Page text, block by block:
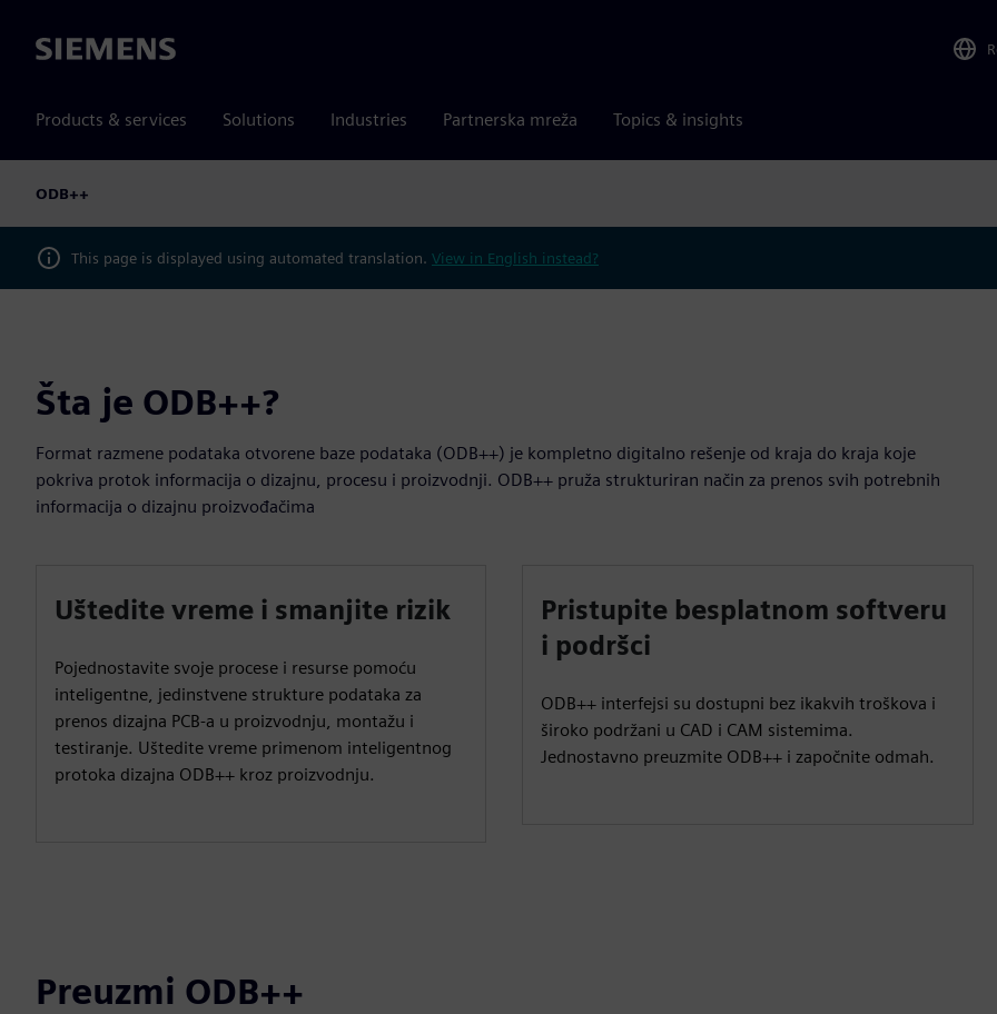
Siemens
Products & services Solutions Industries Partnerska mreža Topics & insights
ODB++
This page is displayed using automated translation. View in English instead?
Šta je ODB++?
Format razmene podataka otvorene baze podataka (ODB++) je kompletno digitalno rešenje od kraja do kraja koje
pokriva protok informacija o dizajnu, procesu i proizvodnji. ODB++ pruža strukturiran način za prenos svih potrebnih
informacija o dizajnu proizvođačima
Uštedite vreme i smanjite rizik
Pojednostavite svoje procese i resurse pomoću
inteligentne, jedinstvene strukture podataka za
prenos dizajna PCB-a u proizvodnju, montažu i
testiranje. Uštedite vreme primenom inteligentnog
protoka dizajna ODB++ kroz proizvodnju.
Pristupite besplatnom softveru
i podršci
ODB++ interfejsi su dostupni bez ikakvih troškova i
široko podržani u CAD i CAM sistemima.
Jednostavno preuzmite ODB++ i započnite odmah.
Preuzmi ODB++